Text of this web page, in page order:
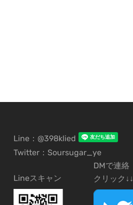
Line：@398klied
Twitter：Soursugar_ye
Lineスキャン
DMで連絡
クリック↓↓